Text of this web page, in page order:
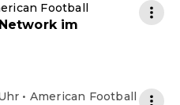
Football
im
• American Football